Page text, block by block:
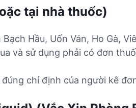
tại nhà thuốc)
Hầu, Uốn Ván, Ho Gà,
và sử dụng phải có đơn
chỉ định của người kê